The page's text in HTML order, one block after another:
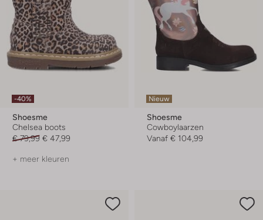
-40%
Shoesme
Chelsea boots
€ 79,99 € 47,99
+ meer kleuren
Nieuw
Shoesme
Cowboylaarzen
Vanaf € 104,99